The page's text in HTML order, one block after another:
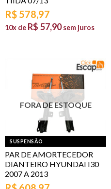
R$ 578,97
10x de R$ 57,90 sem juros
FORA DE ESTOQUE
SUSPENSÃO
PAR DE AMORTECEDOR
DIANTEIRO HYUNDAI I30
2007 A 2013